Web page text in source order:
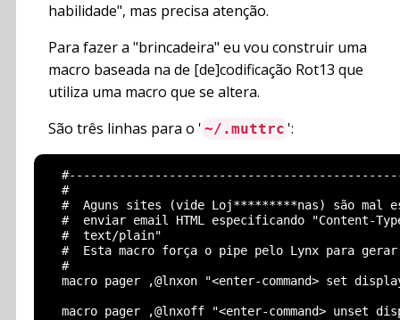
habilidade", mas precisa atenção.
Para fazer a "brincadeira" eu vou construir uma
macro baseada na de [de]codificação Rot13 que
utiliza uma macro que se altera.
São três linhas para o ' ~/.muttrc ':
  #
#  Aguns sites (vide Loj*********nas) são mal
#  enviar email HTML especificando "Content-
  #  text/plain"
#  Esta macro força o pipe pelo Lynx para
  #
macro pager ,@lnxon "<enter-command> set
macro pager ,@lnxoff "<enter-command> unset